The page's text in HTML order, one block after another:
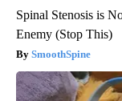
Spinal Stenosis is
Enemy (Stop This)
SmoothSpine